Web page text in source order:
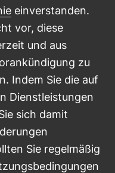
einverstanden.
vor, diese
und aus
zu
Indem Sie die auf
Dienstleistungen
sich damit
Sie regelmäßig